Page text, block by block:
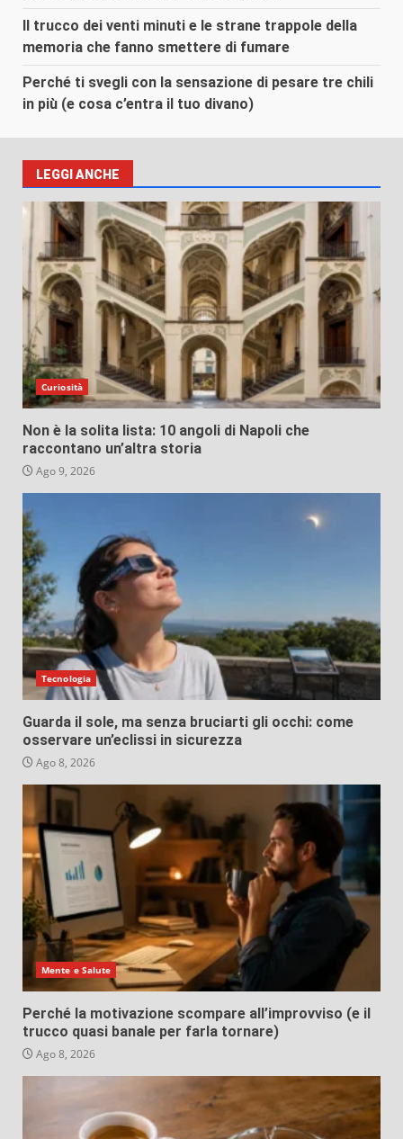
Il trucco dei venti minuti e le strane trappole della
memoria che fanno smettere di fumare
Perché ti svegli con la sensazione di pesare tre chili
in più (e cosa c’entra il tuo divano)
LEGGI ANCHE
Curiosità
Non è la solita lista: 10 angoli di Napoli che
raccontano un’altra storia
Ago 9, 2026
Tecnologia
Guarda il sole, ma senza bruciarti gli occhi: come
osservare un’eclissi in sicurezza
Ago 8, 2026
Mente e Salute
Perché la motivazione scompare all’improvviso (e il
trucco quasi banale per farla tornare)
Ago 8, 2026